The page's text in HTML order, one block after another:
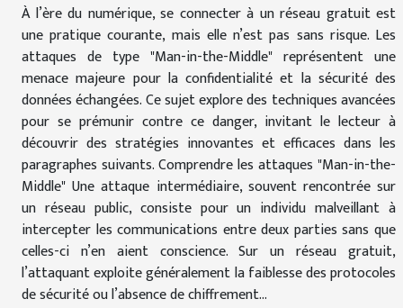
À l’ère du numérique, se connecter à un réseau gratuit est
une pratique courante, mais elle n’est pas sans risque. Les
attaques de type "Man-in-the-Middle" représentent une
menace majeure pour la confidentialité et la sécurité des
données échangées. Ce sujet explore des techniques avancées
pour se prémunir contre ce danger, invitant le lecteur à
découvrir des stratégies innovantes et efficaces dans les
paragraphes suivants. Comprendre les attaques "Man-in-the-
Middle" Une attaque intermédiaire, souvent rencontrée sur
un réseau public, consiste pour un individu malveillant à
intercepter les communications entre deux parties sans que
celles-ci n’en aient conscience. Sur un réseau gratuit,
l’attaquant exploite généralement la faiblesse des protocoles
de sécurité ou l’absence de chiffrement...